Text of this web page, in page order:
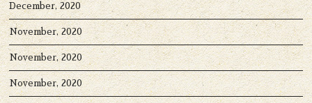
December, 2020
November, 2020
November, 2020
November, 2020